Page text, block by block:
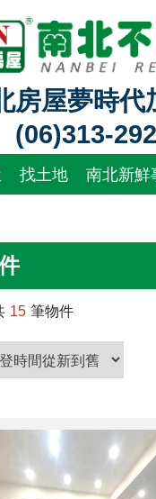
房屋夢時代
(06)313-
找土地 南北新鮮
15 筆物件